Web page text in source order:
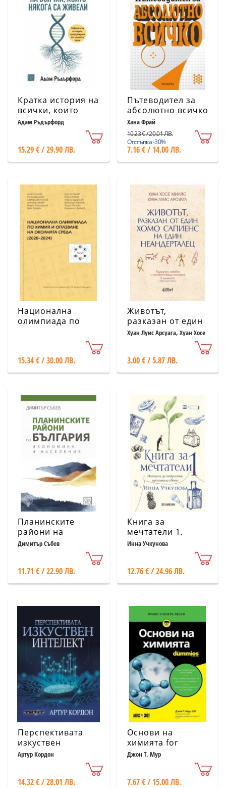
Кратка история на
всички, които
някога са живели
Адам Ръдърфорд
15.29 € / 29.90 ЛВ.
Пътеводител за
абсолютно всичко
Хана Фрай
10.23 € / 20.01 ЛВ.
Отстъпка -30%
7.16 € / 14.00 ЛВ.
Национална
олимпиада по
на околната среда
15.34 € / 30.00 ЛВ.
Животът,
разказан от един
хомо сапиенс на
Хуан Луис Арсуага, Хуан Хосе
3.00 € / 5.87 ЛВ.
Планинските
райони на
България.
Димитър Събев
11.71 € / 22.90 ЛВ.
Книга за
мечтатели 1.
Истории за
променили света
Инна Учкунова
12.76 € / 24.96 ЛВ.
Перспективата
изкуствен
интелект
Артур Кордон
14.32 € / 28.01 ЛВ.
Основи на
химията for
Dummies
Джон Т. Мур
7.67 € / 15.00 ЛВ.